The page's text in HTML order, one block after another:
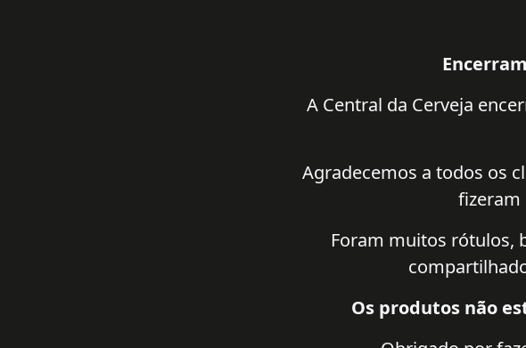
A Central da Cerveja
Agradecemos a todos os
fizeram
Foram muitos rótulos,
Os produtos não